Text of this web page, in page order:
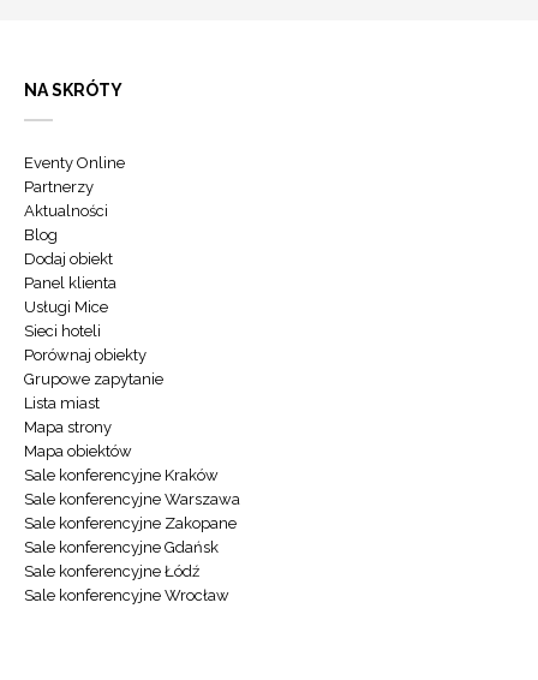
NA SKRÓTY
Eventy Online
Partnerzy
Aktualności
Blog
Dodaj obiekt
Panel klienta
Usługi Mice
Sieci hoteli
Porównaj obiekty
Grupowe zapytanie
Lista miast
Mapa strony
Mapa obiektów
Sale konferencyjne Kraków
Sale konferencyjne Warszawa
Sale konferencyjne Zakopane
Sale konferencyjne Gdańsk
Sale konferencyjne Łódź
Sale konferencyjne Wrocław